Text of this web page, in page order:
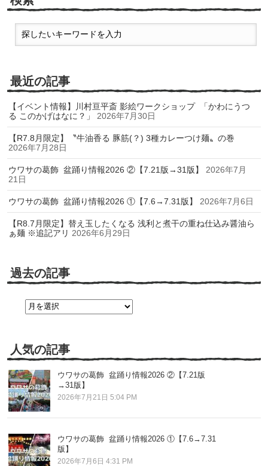
最近の記事
【イベント情報】川村亘平斎 影絵ワークショップ 「かわにうつ
る このかげはなに？」
2026年7月30日
【R7.8月限定】〝牛油香る 豚筋(？) 3種カレーつけ麺〟の巻
2026年7月28日
ウワサの葛飾 盆踊り情報2026 ②【7.21版→31版】
2026年7月
21日
ウワサの葛飾 盆踊り情報2026 ①【7.6→7.31版】 2026年7月6日
【R8.7月限定】替え玉したくなる 浅利と煮干の重ね仕込み醤油ら
ぁ麺 ※追記アリ 2026年6月29日
過去の記事
人気の記事
ウワサの葛飾 盆踊り情報2026 ②【7.21版
→31版】
2026年7月21日 5:04 PM
ウワサの葛飾 盆踊り情報2026 ①【7.6→7.31
版】
2026年7月6日 4:31 PM